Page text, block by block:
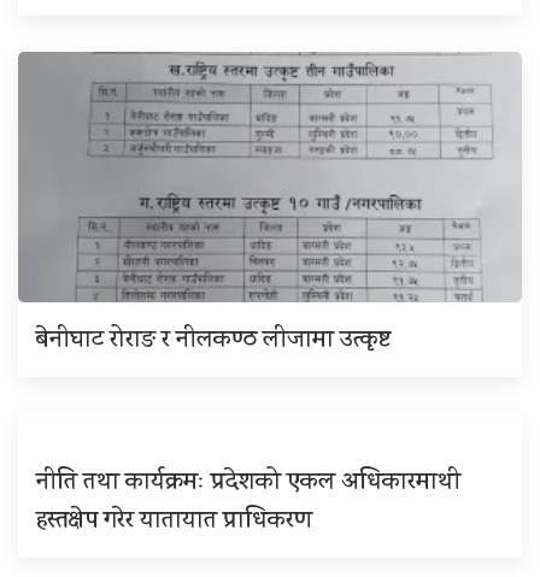
बेनीघाट रोराङ र नीलकण्ठ लीजामा उत्कृष्ट
नीति तथा कार्यक्रमः प्रदेशको एकल अधिकारमाथी
हस्तक्षेप गरेर यातायात प्राधिकरण